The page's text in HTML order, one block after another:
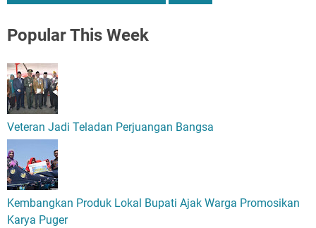
PopularThis Week
Veteran Jadi Teladan Perjuangan Bangsa
Kembangkan Produk Lokal Bupati Ajak Warga Promosikan
Karya Puger